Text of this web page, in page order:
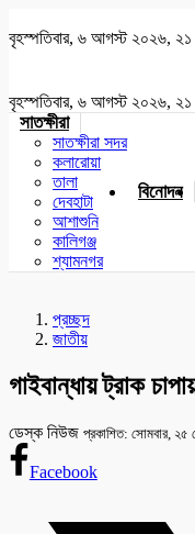
বৃহস্পতিবার, ৬ আগস্ট ২০২৬, ২১
বৃহস্পতিবার, ৬ আগস্ট ২০২৬, ২১
সাতক্ষীরা
সাতক্ষীরা সদর
কলারোয়া
তালা
দেবহাটা
আশাশুনি
কালিগঞ্জ
শ্যামনগর
বিনোদন
প্রচ্ছদ
জাতীয়
গাইবান্ধায় ট্রাক
ডেস্ক নিউজ প্রকাশিত: সোমবার,
Facebook